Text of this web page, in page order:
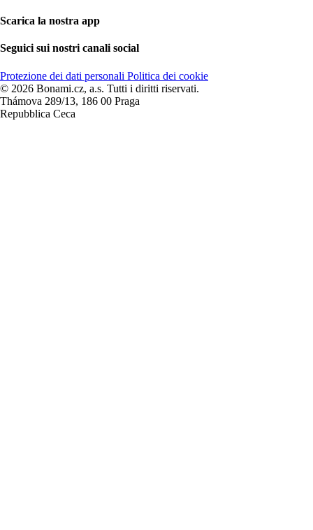
Scarica la nostra app
Seguici sui nostri canali social
Protezione dei dati personali Politica dei cookie
© 2026 Bonami.cz, a.s. Tutti i diritti riservati.
Thámova 289/13, 186 00 Praga
Repubblica Ceca